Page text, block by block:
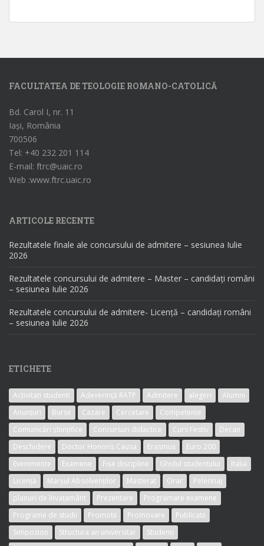
FACULTATEA DE TEOLOGIE ROMANO-CATOLICĂ
Bd. Carol I, nr. 11
Iași, România
700506
Tel: +40 232 201 114
E-mail: ftrc@uaic.ro
Web :www.ftrc.uaic.ro
ARTICOLE RECENTE
Rezultatele finale ale concursului de admitere – sesiunea Iulie
2026
Rezultatele concursului de admitere – Master – candidați români
– sesiunea Iulie 2026
Rezultatele concursului de admitere- Licență – candidați români
– sesiunea Iulie 2026
ETICHETE
Activitati studenti Adeverință RATP Admitere alegeri
Alumni
Anunțuri
Burse Cazare Cercetare
Competențe
Comunicări științifice
Concursuri didactice Curs Festiv
Decan
Deschidere
Doctor Honoris Causa Erasmus
Euro 200
Evenimente
Examene Fise discipline Ghidul studentului
Italia
Licență
Marșul Absolvenților Masterat Orar
Pelerinaj
planuri de învațamânt
Prezentare
Programare examene
Programe de studii
Promotii Promovare
Publicatii
Simpozion
Structura an universitar
Studenți